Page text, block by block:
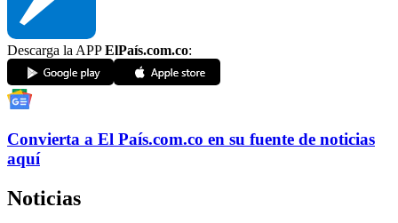
Descarga la APPElPaís.com.co:
Convierta a El País.com.co en su fuente de noticias
aquí
Noticias